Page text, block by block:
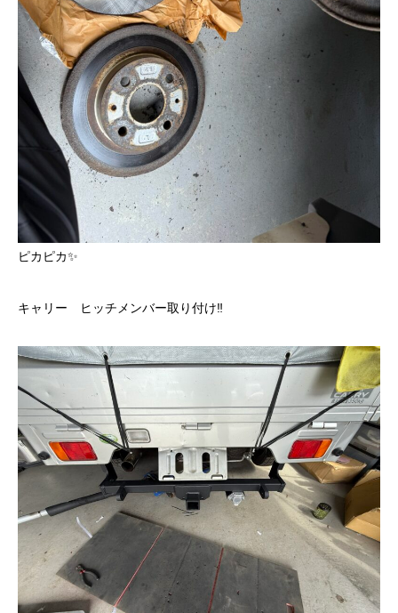
ピカピカ✨
キャリー ヒッチメンバー取り付け‼️